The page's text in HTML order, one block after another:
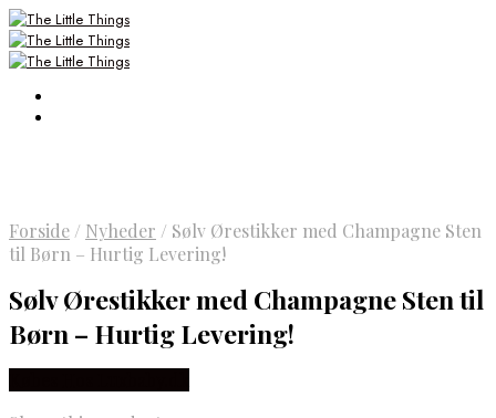
Forside / Nyheder / Sølv Ørestikker med Champagne Sten
til Børn – Hurtig Levering!
Sølv Ørestikker med Champagne Sten til
Børn – Hurtig Levering!